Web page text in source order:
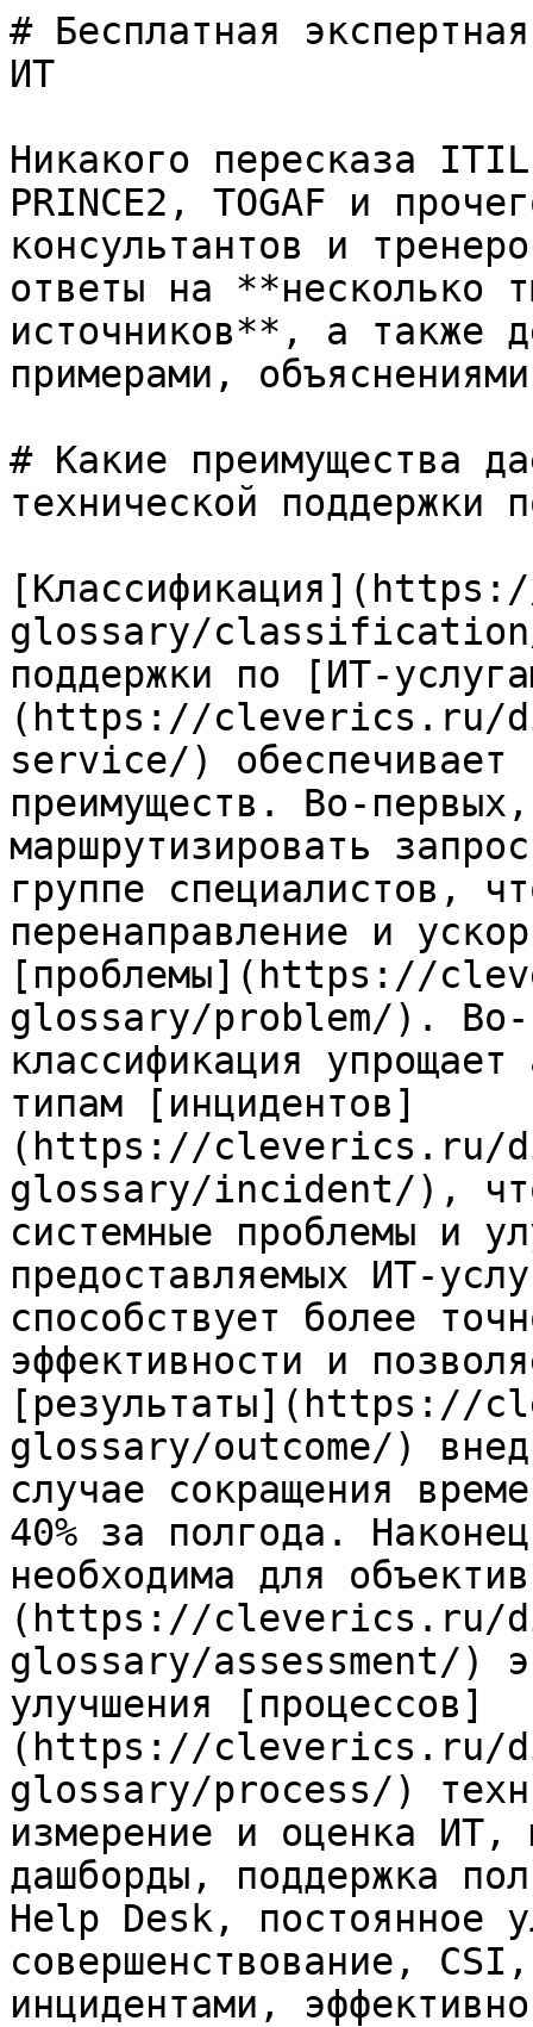
# Бесплатная
ИТ
Никакого пересказа
PRINCE2, TOGAF и
консультантов и
ответы на **несколько
источников**, а также
примерами,
# Какие преимущества
технической поддержки
glossary/classification/)
поддержки по [ИТ-
(https://cleverics.ru/
service/) обеспечивает
преимуществ. Во-
маршрутизировать
группе специалистов,
перенаправление и
[проблемы](https://
glossary/problem/). Во-
классификация
типам [инцидентов]
(https://cleverics.ru/
glossary/incident/), что
системные проблемы и
предоставляемых ИТ-
способствует более
эффективности и
glossary/outcome/)
случае сокращения
40% за полгода.
необходима для
(https://cleverics.ru/
glossary/assessment/)
улучшения [процессов]
(https://cleverics.ru/
glossary/process/)
измерение и оценка
дашборды, поддержка
Help Desk, постоянное
совершенствование,
инцидентами,